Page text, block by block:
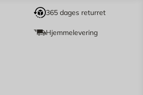
365 dages returret
Hjemmelevering